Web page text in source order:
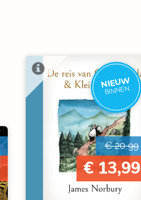
NIEUW
BINNEN
€ 20,99
€ 13,99